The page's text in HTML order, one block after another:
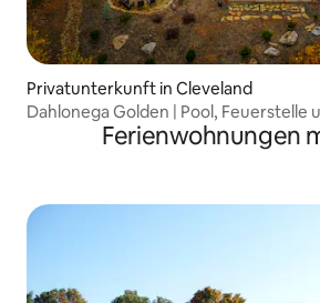
Privatunterkunft in Cleveland
Dahlonega Golden | Pool, Feuerstelle
Ferienwohnungen